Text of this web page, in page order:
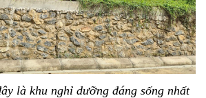
là khu nghỉ dưỡng đáng sống nhất